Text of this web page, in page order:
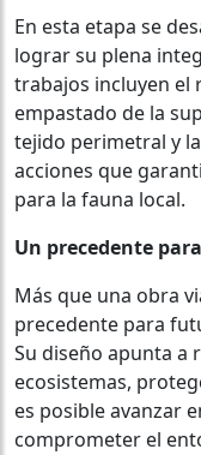
En esta etapa se
lograr su plena
trabajos incluyen el
empastado de la
tejido perimetral y
acciones que
para la fauna local.
Un precedente
Más que una obra
precedente para
Su diseño apunta a
ecosistemas,
es posible avanzar
comprometer el